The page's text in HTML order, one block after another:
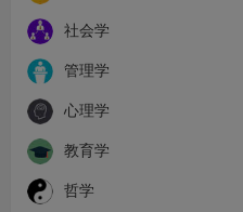
社会学
管理学
心理学
教育学
哲学